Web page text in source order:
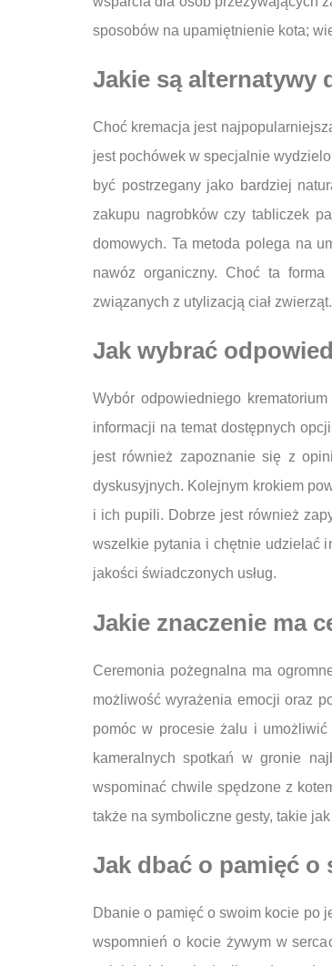
sposobów na upamiętnienie kota;
Jakie są alternatywy
Choć kremacja jest
jest pochówek w specjalnie
być postrzegany jako bardziej
zakupu nagrobków czy tabliczek
domowych. Ta metoda polega na
nawóz organiczny. Choć ta
związanych z utylizacją ciał zwierząt.
Jak wybrać
Wybór odpowiedniego
informacji na temat dostępnych
jest również zapoznanie się z
dyskusyjnych. Kolejnym krokiem
i ich pupili. Dobrze jest również
wszelkie pytania i chętnie udzielać
jakości świadczonych usług.
Jakie znaczenie ma
Ceremonia pożegnalna ma
możliwość wyrażenia emocji oraz
pomóc w procesie żalu i
kameralnych spotkań w gronie
wspominać chwile spędzone z
także na symboliczne gesty, takie
Jak dbać o pamięć
Dbanie o pamięć o swoim kocie po
wspomnień o kocie żywym w